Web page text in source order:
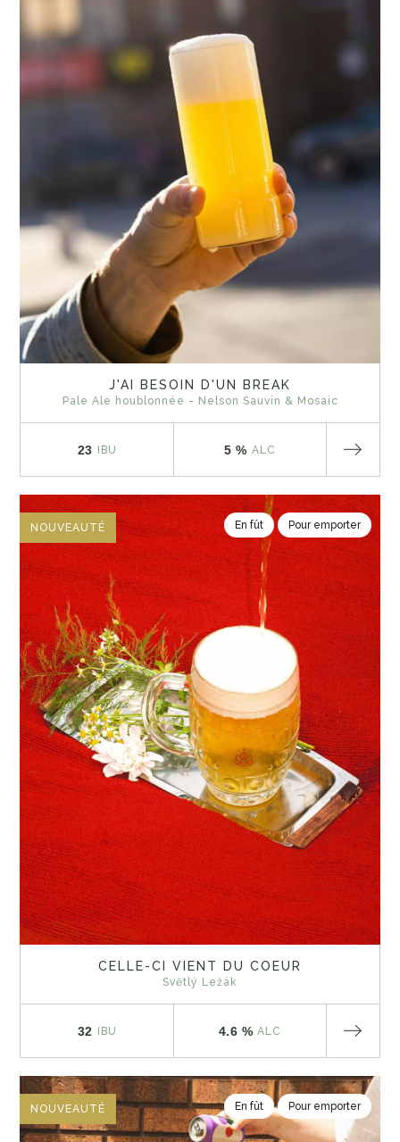
J'AI BESOIN D'UN BREAK
Pale Ale houblonnée - Nelson Sauvin & Mosaic
23 IBU 5 % ALC
NOUVEAUTÉ En fût Pour emporter
CELLE-CI VIENT DU COEUR
Světlý Ležák
32 IBU 4.6 % ALC
NOUVEAUTÉ En fût Pour emporter